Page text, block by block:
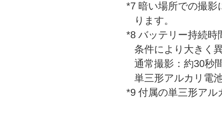
*7 暗い場所での撮影
ります。
*8 バッテリー持続時
条件により大きく
通常撮影：約30秒
単三形アルカリ電
*9 付属の単三形アル